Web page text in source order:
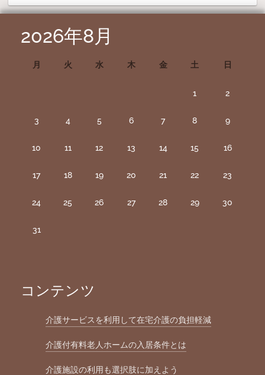
2026年8月
月 火 水 木 金 土 日
1 2
3 4 5 6 7 8 9
10 11 12 13 14 15 16
17 18 19 20 21 22 23
24 25 26 27 28 29 30
31
コンテンツ
介護サービスを利用して在宅介護の負担軽減
介護付有料老人ホームの入居条件とは
介護施設の利用も選択肢に加えよう